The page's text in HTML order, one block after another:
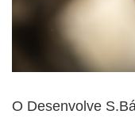
O Desenvolve